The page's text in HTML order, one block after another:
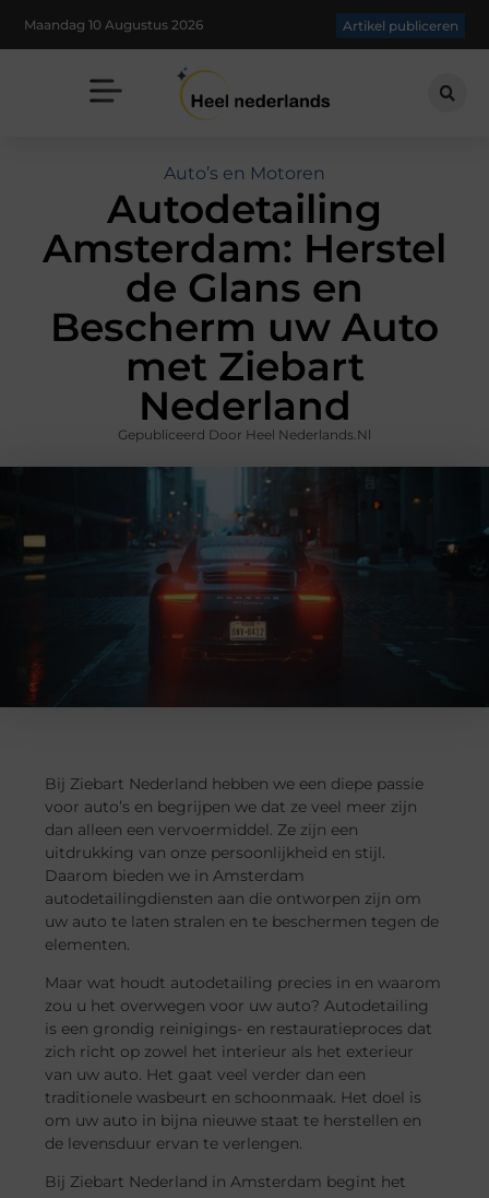
Maandag 10 Augustus 2026 Artikel publiceren
Auto’s en Motoren
Autodetailing
Amsterdam: Herstel
de Glans en
Bescherm uw Auto
met Ziebart
Nederland
Gepubliceerd Door Heel Nederlands.nl
Bij Ziebart Nederland hebben we een diepe passie
voor auto’s en begrijpen we dat ze veel meer zijn
dan alleen een vervoermiddel. Ze zijn een
uitdrukking van onze persoonlijkheid en stijl.
Daarom bieden we in Amsterdam
autodetailingdiensten aan die ontworpen zijn om
uw auto te laten stralen en te beschermen tegen de
elementen.
Maar wat houdt autodetailing precies in en waarom
zou u het overwegen voor uw auto? Autodetailing
is een grondig reinigings- en restauratieproces dat
zich richt op zowel het interieur als het exterieur
van uw auto. Het gaat veel verder dan een
traditionele wasbeurt en schoonmaak. Het doel is
om uw auto in bijna nieuwe staat te herstellen en
de levensduur ervan te verlengen.
Bij Ziebart Nederland in Amsterdam begint het